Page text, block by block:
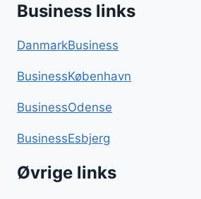
Business links
DanmarkBusiness
BusinessKøbenhavn
BusinessOdense
BusinessEsbjerg
Øvrige links